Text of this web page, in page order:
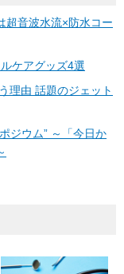
超音波水流×防水コー
ケアグッズ4選
理由 話題のジェット
ジウム” ～「今日か